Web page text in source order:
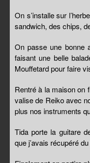
On s’installe sur
sandwich, des chips,
On passe une bonne
faisant une belle
Mouffetard pour faire
Rentré à la maison on
valise de Reiko avec
plus nos instruments
Tida porte la guitare
que j’avais récupéré